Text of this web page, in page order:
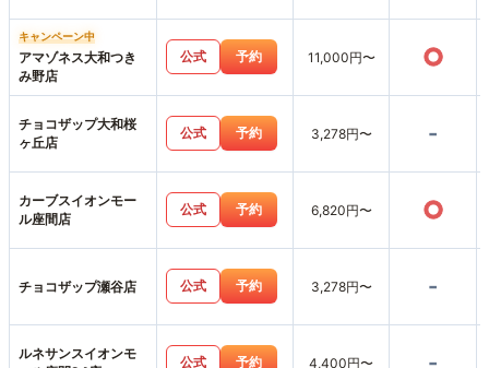
キャンペーン中
アマゾネス大和つき
み野店
公式 予約 11,000円〜 ○
チョコザップ大和桜
ヶ丘店
公式 予約 3,278円〜 -
カーブスイオンモー
ル座間店
公式 予約 6,820円〜 ○
チョコザップ瀬谷店 公式 予約 3,278円〜 -
ルネサンスイオンモ
公式 予約 4,400円〜